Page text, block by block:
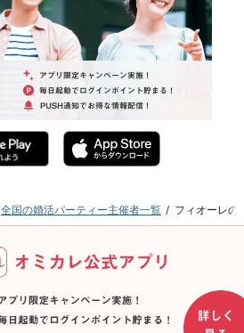
全国の婚活パーティー主催者一覧 フィオーレの